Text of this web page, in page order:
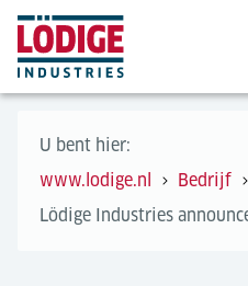
U bent hier:
www.lodige.nl
Bedrijf
Lödige Industries